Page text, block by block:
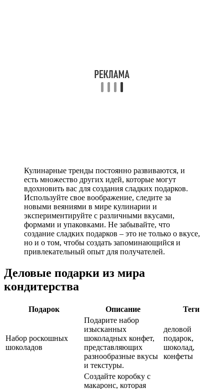
Кулинарные тренды постоянно развиваются, и
есть множество других идей, которые могут
вдохновить вас для создания сладких подарков.
Используйте свое воображение, следите за
новыми веяниями в мире кулинарии и
экспериментируйте с различными вкусами,
формами и упаковками. Не забывайте, что
создание сладких подарков – это не только о вкусе,
но и о том, чтобы создать запоминающийся и
привлекательный опыт для получателей.
Деловые подарки из мира
кондитерства
Подарок Описание Теги
Набор роскошных
шоколадов
Подарите набор
изысканных
шоколадных конфет,
представляющих
разнообразные вкусы
и текстуры.
деловой
подарок,
шоколад,
конфеты
Создайте коробку с
макаронс, которая